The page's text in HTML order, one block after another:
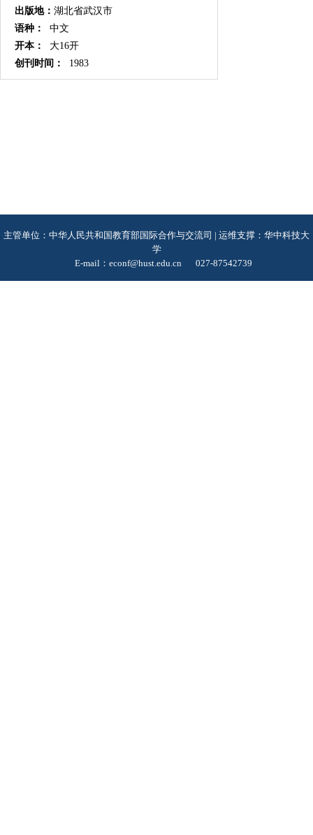
出版地： 湖北省武汉市
语种：
中文
开本：
大16开
创刊时间：
1983
主管单位：中华人民共和国教育部国际合作与交流司 | 运维支撑：华中科技大
学
E-mail：econf@hust.edu.cn
027-87542739